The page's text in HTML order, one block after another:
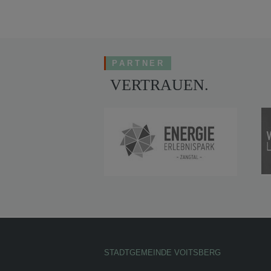
PARTNER
VERTRAUEN.
STADTGEMEINDE VOITSBERG